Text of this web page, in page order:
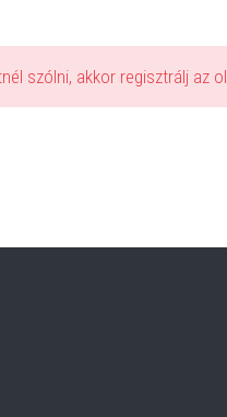
szólni, akkor regisztrálj az